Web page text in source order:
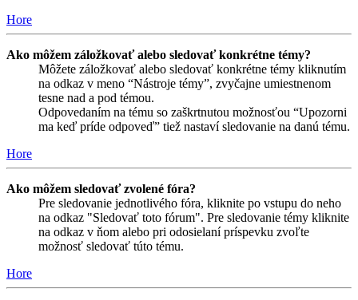
Hore
Ako môžem záložkovať alebo sledovať konkrétne témy?
Môžete záložkovať alebo sledovať konkrétne témy kliknutím
na odkaz v meno “Nástroje témy”, zvyčajne umiestnenom
tesne nad a pod témou.
Odpovedaním na tému so zaškrtnutou možnosťou “Upozorni
ma keď príde odpoveď” tiež nastaví sledovanie na danú tému.
Hore
Ako môžem sledovať zvolené fóra?
Pre sledovanie jednotlivého fóra, kliknite po vstupu do neho
na odkaz "Sledovať toto fórum". Pre sledovanie témy kliknite
na odkaz v ňom alebo pri odosielaní príspevku zvoľte
možnosť sledovať túto tému.
Hore